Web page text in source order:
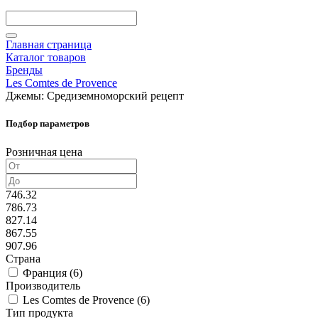
Главная страница
Каталог товаров
Бренды
Les Comtes de Provence
Джемы: Средиземноморский рецепт
Подбор параметров
Розничная цена
746.32
786.73
827.14
867.55
907.96
Страна
Франция (6)
Производитель
Les Comtes de Provence (6)
Тип продукта